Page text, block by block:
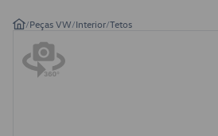
/Peças VW/Interior/Tetos